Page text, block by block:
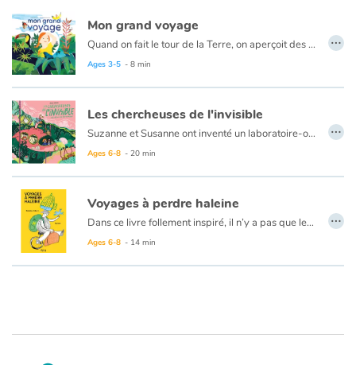
Mon grand voyage
Quand on fait le tour de la Terre, on aperçoit des animaux, des insectes, des plantes... Avec les roches, l’eau et l’air, tout ce petit monde s’organise et façonne des tableaux vivants, tous différents. Pour faire sérieux, on les appelle des écosystèmes. Point de départ : la forêt tempérée ! Puis nous plongeons dans la rivière pour émerger, loin loin loin... sur une plage de sable fin. L’excursion continue avec la barrière de corail, la forêt tropicale, la savane... Vient le temps des déserts : beige et chaud pour le Sahara, blanc et froid pour la banquise. Et enfin, l’aventure se termine dans notre propre corps, qui abrite nos gentilles bactéries !
Ages 3-5 - 8 min
…
Les chercheuses de l'invisible
Suzanne et Susanne ont inventé un laboratoire-observatoire secret : le Club de l’Invizible. Leur prochaine mission ? Explorer la terre de la Terre, c’est-à-dire l’endroit le plus secret et le plus invisible de la planète. Plongées dans le monde très sérieux et très farfelu des intra-terrestres, Suzanne et Susanne vont découvrir une troupe de minianimaux aux super-pouvoirs étonnants et assister au plus magique des spectacles.
Ages 6-8 - 20 min
…
Voyages à perdre haleine
Dans ce livre follement inspiré, il n’y a pas que les humains et les animaux qui partent en voyage. Les objets font de même, et les maisons, et les arbres, et les saisons ! Tout se déplace pour l’enchantement du lecteur. Car rien n’est impossible avec la poésie et l’imaginaire débridé de Béatrice Libert, son humour et sa tendresse. Kotimi témoigne magnifiquement de chaque poème. Quelle invention dans ses images qui captent d’un trait l’essence des mots, les prolongent et les transcendent. Son crayonné franc et ses jeux de matières invitent eux aussi les enfants à voyager. À la fin de ce beau recueil, on se sent tous pousser des ailes !
Ages 6-8 - 14 min
…